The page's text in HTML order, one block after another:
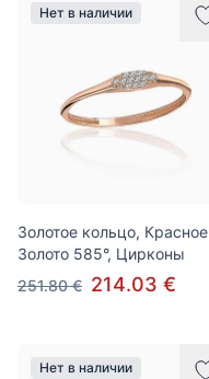
Нет в наличии
Золотое кольцо, Красное
Золото 585°, Цирконы
251.80 € 214.03 €
Нет в наличии